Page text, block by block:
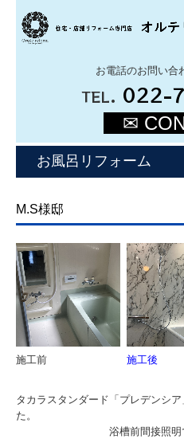
法人様リフォーム
オルテブログ
リフォームのお問い合わせ
お電話のお問い合
TEL. 022-
✉
お風呂リフォーム
M.S様邸
施工前 施工後
タカラスタンダード「プレデンシ
た
浴槽前間接照明でラグ